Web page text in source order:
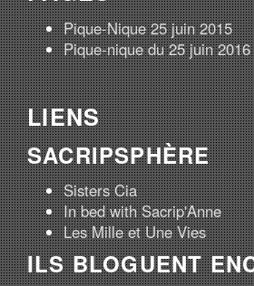
Pique-Nique 25 juin 2015
Pique-nique du 25 juin 2016
LIENS
SACRIPSPHÈRE
Sisters Cia
In bed with Sacrip'Anne
Les Mille et Une Vies
ILS BLOGUENT